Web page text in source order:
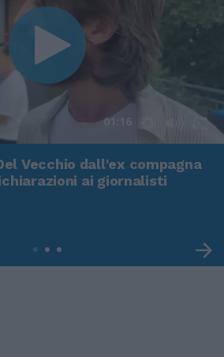
01:16
Vecchio dall'ex compagna
ai giornalisti